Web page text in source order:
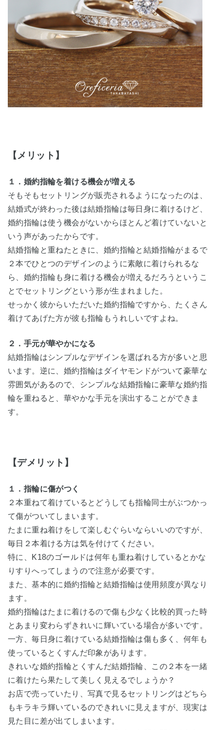
【メリット】
１．婚約指輪を着ける機会が増える
そもそもセットリングが販売されるようになったのは、
結婚式が終わった後は結婚指輪は毎日身に着けるけど、
婚約指輪は使う機会がないからほとんど着けていないと
いう声があったからです。
結婚指輪と重ねたときに、婚約指輪と結婚指輪がまるで
２本でひとつのデザインのように素敵に着けられるな
ら、婚約指輪も身に着ける機会が増えるだろうというこ
とでセットリングという形が生まれました。
せっかく彼からいただいた婚約指輪ですから、たくさん
着けてあげた方が彼も指輪もうれしいですよね。
２．手元が華やかになる
結婚指輪はシンプルなデザインを選ばれる方が多いと思
います。逆に、婚約指輪はダイヤモンドがついて豪華な
雰囲気があるので、シンプルな結婚指輪に豪華な婚約指
輪を重ねると、華やかな手元を演出することができま
す。
【デメリット】
１．指輪に傷がつく
２本重ねて着けているとどうしても指輪同士がぶつかっ
て傷がついてしまいます。
たまに重ね着けをして楽しむぐらいならいいのですが、
毎日２本着ける方は気を付けてください。
特に、K18のゴールドは何年も重ね着けしているとかな
りすりへってしまうので注意が必要です。
また、基本的に婚約指輪と結婚指輪は使用頻度が異なり
ます。
婚約指輪はたまに着けるので傷も少なく比較的買った時
とあまり変わらずきれいに輝いている場合が多いです。
一方、毎日身に着けている結婚指輪は傷も多く、何年も
使っているとくすんだ印象があります。
きれいな婚約指輪とくすんだ結婚指輪、この２本を一緒
に着けたら果たして美しく見えるでしょうか？
お店で売っていたり、写真で見るセットリングはどちら
もキラキラ輝いているのできれいに見えますが、現実は
見た目に差が出てしまいます。